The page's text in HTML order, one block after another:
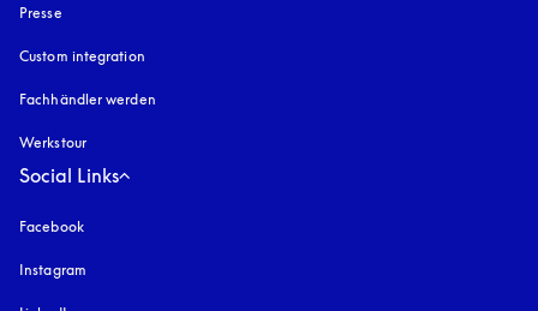
Presse
Custom integration
Fachhändler werden
Werkstour
Social Links
Facebook
Instagram